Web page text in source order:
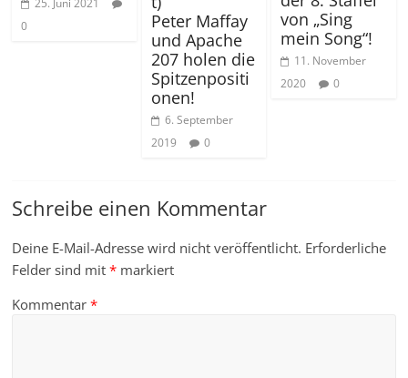
0
Peter Maffay
und Apache
207 holen die
Spitzenpositi
onen!
6. September
2019
0
von „Sing
mein Song“!
11. November
2020
0
Schreibe einen Kommentar
Deine E-Mail-Adresse wird nicht veröffentlicht. Erforderliche
Felder sind mit* markiert
Kommentar*